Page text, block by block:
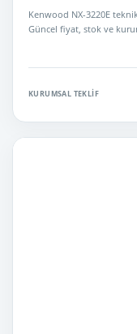
Telsiz
Kenwood NX-3220E
Güncel fiyat, stok ve
KURUMSAL TEKLIF